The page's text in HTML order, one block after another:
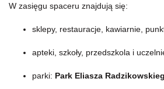
W zasięgu spaceru znajdują się:
sklepy, restauracje, kawiarnie,
apteki, szkoły, przedszkola i
parki: Park Eliasza